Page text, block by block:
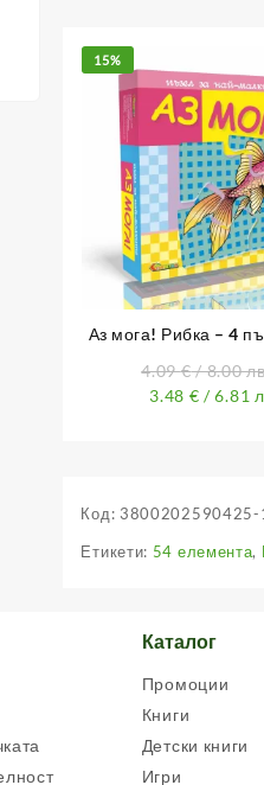
15%
Аз мога! Рибка – 4
4.09€/ 8.00
3.48 € / 6.81
Код: 3800202590425-
Етикети: 54 елемента,
Каталог
Промоции
Книги
Детски книги
Игри